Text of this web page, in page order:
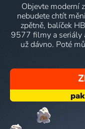
Objevte moderní
nebudete chtít
zpětně, balíček
9577 filmy a seriály
už dávno. Poté